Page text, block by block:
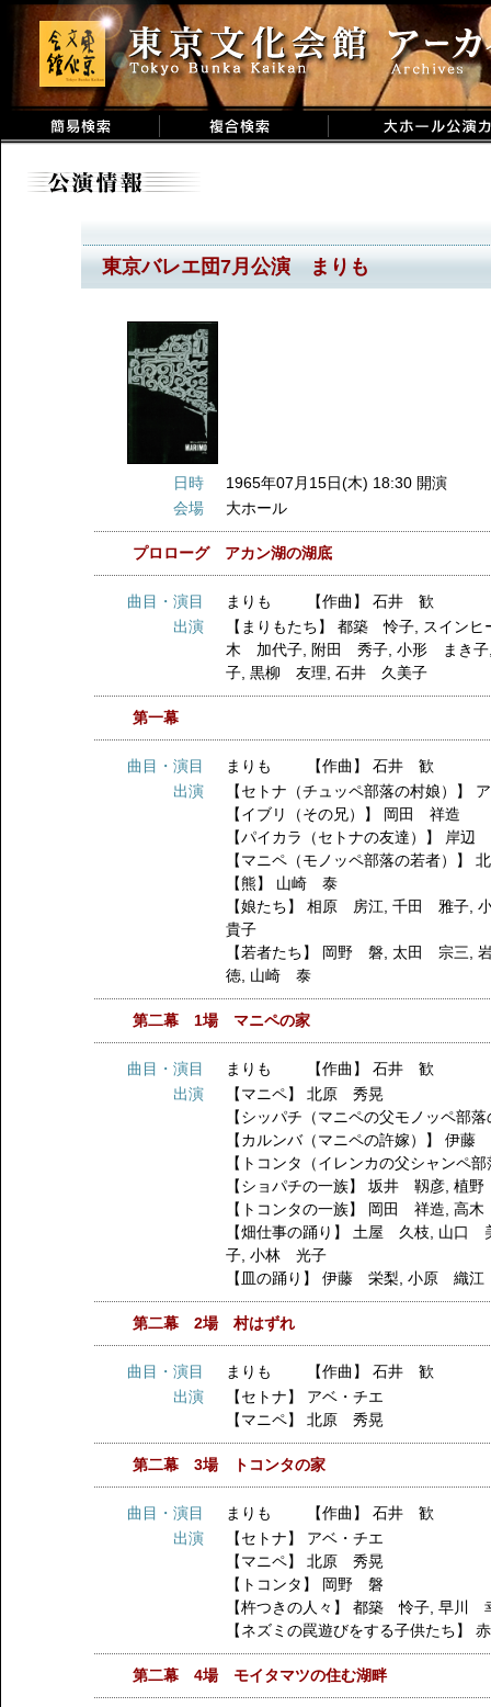
東京バレエ団7月公演 まりも
日時
1965年07月15日(木) 18:30 開演
会場
大ホール
プロローグ アカン湖の湖底
曲目・演目
まりも 【作曲】 石井 歓
出演
【まりもたち】都築 怜子
スインヒ
木 加代子
附田 秀子 ,小形 まき子
子 ,黒柳 友理 ,石井 久美子
第一幕
曲目・演目
まりも 【作曲】 石井 歓
出演
【セトナ（チュッペ部落の村娘）】
【イブリ（その兄）】 岡田 祥造
【パイカラ（セトナの友達）】
岸辺
【マニペ（モノッペ部落の若者）】
【熊】 山崎 泰
【娘たち】相原 房江 ,千田 雅子 ,
貴子
【若者たち】 岡野 磐 太田 宗三 ,
徳 山崎 泰
第二幕 1場 マニペの家
曲目・演目
まりも 【作曲】 石井 歓
出演
【マニペ】北原 秀晃
【シッパチ（マニペの父モノッペ部
【カルンバ（マニペの許嫁）】伊藤
【トコンタ（イレンカの父シャンペ
【ショパチの一族】坂井 靱彦 ,植
【トコンタの一族】 岡田 祥造 ,高
【畑仕事の踊り】 土屋 久枝
山口
子 ,小林 光子
【皿の踊り】伊藤 栄梨 ,小原 織江
第二幕 2場 村はずれ
曲目・演目
まりも 【作曲】 石井 歓
出演
【セトナ】 アベ・チエ
【マニペ】北原 秀晃
第二幕 3場 トコンタの家
曲目・演目
まりも 【作曲】 石井 歓
出演
【セトナ】 アベ・チエ
【マニペ】北原 秀晃
【トコンタ】 岡野 磐
【杵つきの人々】都築 怜子 ,早川
【ネズミの罠遊びをする子供たち】
第二幕 4場 モイタマツの住む湖畔